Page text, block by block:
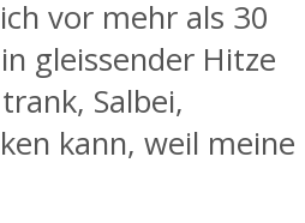
vor mehr als 30
gleissender Hitze
Salbei,
kann, weil meine